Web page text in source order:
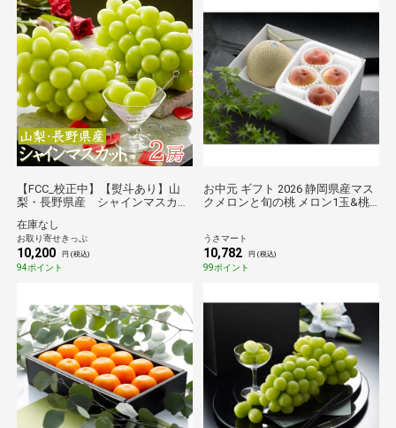
【FCC_校正中】【熨斗あり】山
梨・長野県産 シャインマスカッ
ト】
在庫なし
お取り寄せきっぷ
10,200 円 (税込)
94ポイント
お中元 ギフト 2026 静岡県産マス
クメロンと旬の桃 メロン1玉&桃4
うさマート
10,782 円 (税込)
99ポイント